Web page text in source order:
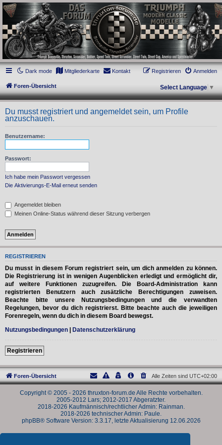
thruxton-forum.de
DAS FORUM! Alles rund um die Triumph Modern Classic Modelle. Das Forum für
die New Bonneville Baureihen ab BJ 2001. Triumph Bonneville, Thruxton,
Scrambler, Bobber, Speed Twin, Street Scrambler, Street Twin, Street Cup, America
und Speedmaster.
Dark mode
Mitgliederkarte Kontakt Anmelden
Registrieren
Foren-Übersicht Select Language ▼
Du musst registriert und angemeldet sein, um Profile
anzuschauen.
Benutzername:
Passwort:
Ich habe mein Passwort vergessen
Die Aktivierungs-E-Mail erneut senden
Angemeldet bleiben
Meinen Online-Status während dieser Sitzung verbergen
REGISTRIEREN
Du musst in diesem Forum registriert sein, um dich anmelden zu können.
Die Registrierung ist in wenigen Augenblicken erledigt und ermöglicht dir,
auf weitere Funktionen zuzugreifen. Die Board-Administration kann
registrierten Benutzern auch zusätzliche Berechtigungen zuweisen.
Beachte bitte unsere Nutzungsbedingungen und die verwandten
Regelungen, bevor du dich registrierst. Bitte beachte auch die jeweiligen
Forenregeln, wenn du dich in diesem Board bewegst.
Nutzungsbedingungen | Datenschutzerklärung
Registrieren
Foren-Übersicht Alle Zeiten sind UTC+02:00
Copyright © 2005 - 2026 thruxton-forum.de Alle Rechte vorbehalten.
2005-2012 Lars; 2012-2017 Abgeratzter.
2018-2026 Kaufmännisch/rechtlicher Admin: Rainman.
2018-2026 technischer Admin: Paule.
phpBB® Software Version: 3.3.17, letzte Aktualisierung 12.06.2026